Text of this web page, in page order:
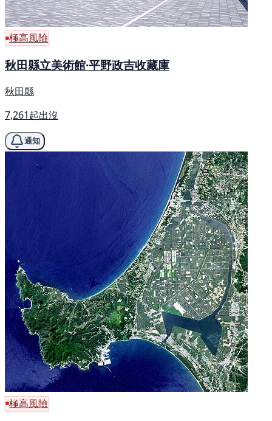
極高風險
秋田縣立美術館·平野政吉收藏庫
秋田縣
7,261起出沒
通知
極高風險